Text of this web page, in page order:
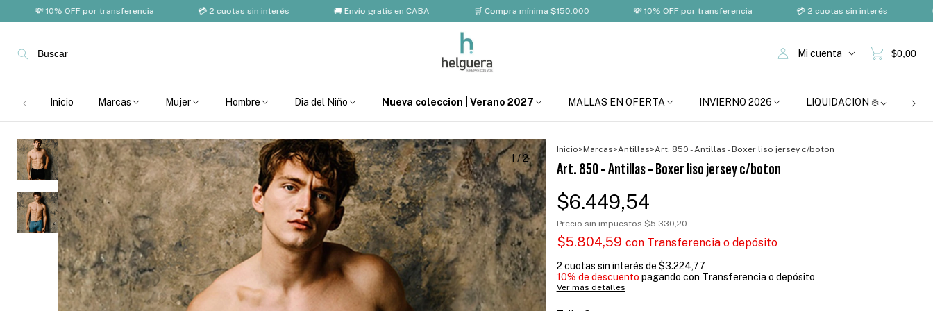
10% OFF por transferencia 💳 2 cuotas sin interés 🚚 Envío gratis en CABA 🛒 Compra mínima $150.000 💸 10% OFF por transferencia 💳 2 cuotas sin interés 🚚 Envío
Buscar Mi cuenta $0,00
Inicio Marcas Mujer Hombre Dia del Niño Nueva coleccion | Verano 2027 MALLAS EN OFERTA INVIERNO 2026 LIQUIDACION ❄️
1 /2
Inicio>Marcas>Antillas>Art. 850 - Antillas - Boxer liso jersey c/boton
Art. 850 - Antillas - Boxer liso jersey c/boton
$6.449,54
Precio sin impuestos $5.330,20
$5.804,59 con Transferencia o depósito
2 cuotas sin interés de $3.224,77
10% de descuento pagando con Transferencia o depósito
Ver más detalles